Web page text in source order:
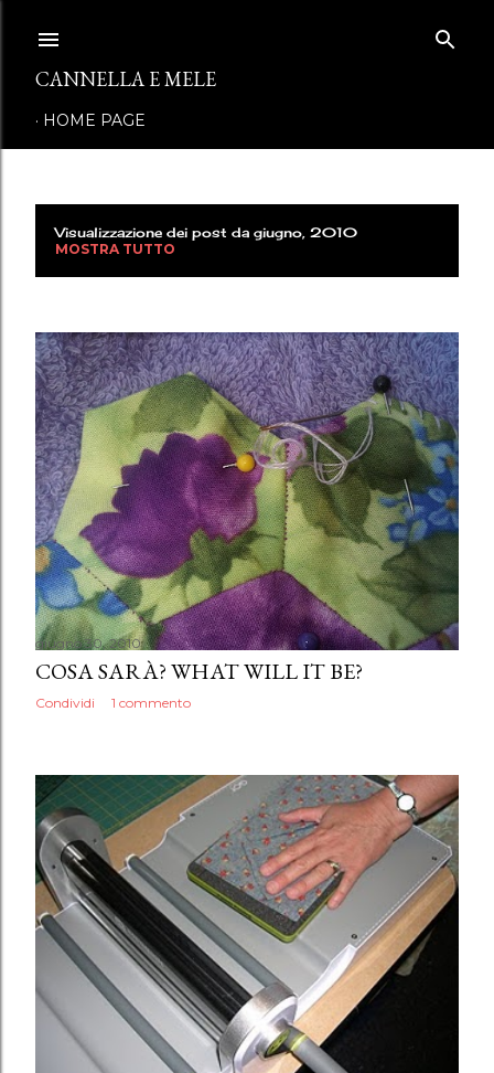
CANNELLA E MELE
HOME PAGE
s
t
Visualizzazione dei post da giugno, 2010
MOSTRA TUTTO
giugno 30, 2010
COSA SARÀ? WHAT WILL IT BE?
Condividi 1 commento